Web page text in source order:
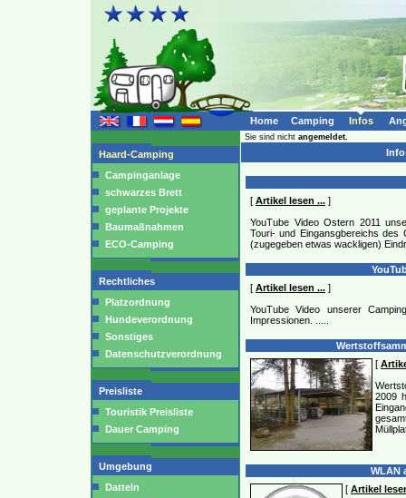
Home Camping Infos
Haard-Camping
Campinganlage
schwarzes Brett
geplante Projekte
Baumaßnahmen
ECO-Camping
Rechtliches
Platzordnung
Hundeverordnung
Sonstiges
Datenschutzverordnung
Preisliste
Touristik Preisliste
Dauer Camping
Umgebung
Datteln
Sie sind nicht angemeldet.
[ Artikel lesen ... ]
YouTube Video Ostern 2011
Touri- und Eingansgbereichs des
(zugegeben etwas wackligen)
[ Artikel lesen ... ]
YouTube Video unserer
Impressionen.
[
2009
WLAN
[ Artikel